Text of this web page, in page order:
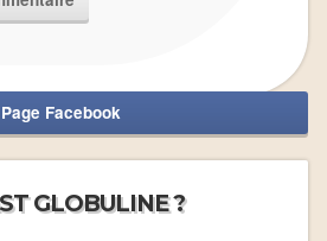
Page Facebook
GLOBULINE ?